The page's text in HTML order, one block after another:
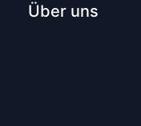
Über uns